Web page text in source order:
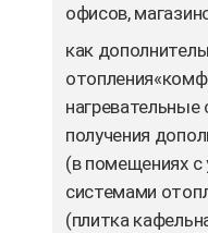
офисов,
как
отопления
получения
(в помещениях
системами
(плитка